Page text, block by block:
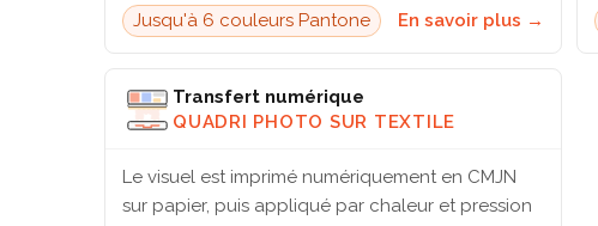
Jusqu'à 6 couleurs Pantone En savoir plus →
Transfert numérique
QUADRI PHOTO SUR TEXTILE
Le visuel est imprimé numériquement en CMJN
sur papier, puis appliqué par chaleur et pression